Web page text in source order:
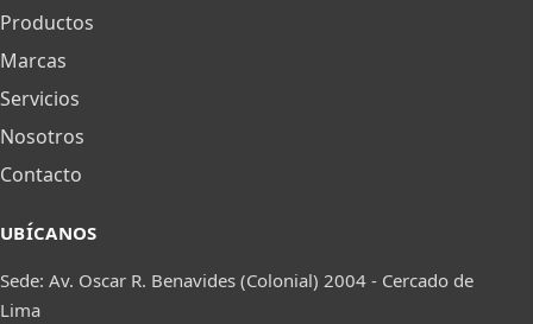
Productos
Marcas
Servicios
Nosotros
Contacto
UBÍCANOS
Sede: Av. Oscar R. Benavides (Colonial) 2004 - Cercado de
Lima